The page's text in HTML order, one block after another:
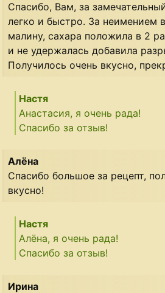
Спасибо, Вам, за
легко и быстро. За неимением
малину, сахара положила в 2
и не удержалась добавила
Получилось очень вкусно,
Настя
Анастасия, я очень рада!
Спасибо за отзыв!
Алёна
Спасибо большое за рецепт,
вкусно!
Настя
Алёна, я очень рада!
Спасибо за отзыв!
Ирина